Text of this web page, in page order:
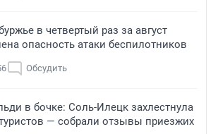
в четвертый раз за август
опасность атаки беспилотников
Обсудить
в бочке: Соль-Илецк захлестнула
— собрали отзывы приезжих